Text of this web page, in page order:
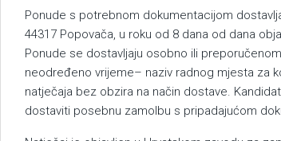
Ponude s potrebnom dokumentacijom
44317 Popovača, u roku od 8 dana od dana
Ponude se dostavljaju osobno ili
neodređeno vrijeme– naziv radnog mjesta za
natječaja bez obzira na način dostave.
dostaviti posebnu zamolbu s pripadajućom